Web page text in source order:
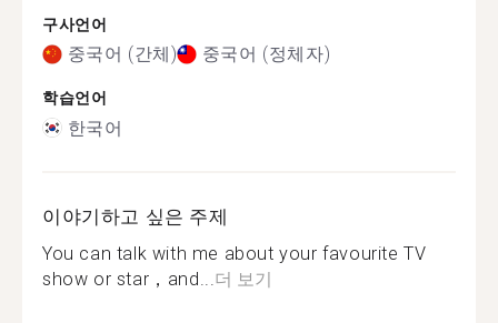
구사언어
중국어 (간체) 중국어 (정체자)
학습언어
한국어
이야기하고 싶은 주제
You can talk with me about your favourite TV
show or star，and... 더 보기